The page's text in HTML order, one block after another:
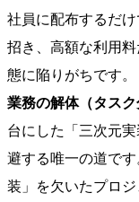
社員に配布するだ
招き、高額な利用
態に陥りがちです。
業務の解体（タスク
台にした「三次元
避する唯一の道で
装」を欠いたプロ